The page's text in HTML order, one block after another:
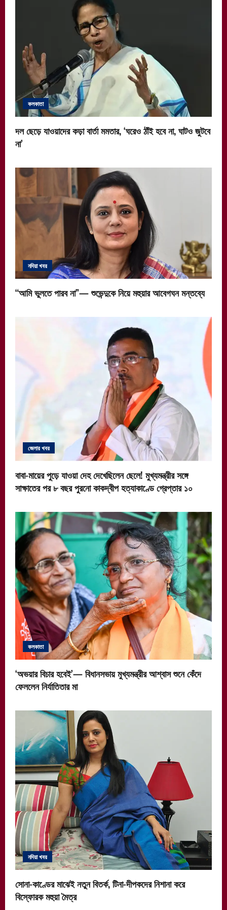
কলকাতা
দল ছেড়ে যাওয়াদের কড়া বার্তা মমতার, ‘ঘরেও ঠাঁই হবে না, ঘাটও জুটবে
না’
নদিয়া খবর
“আমি ভুলতে পারব না”— শুভেন্দুকে নিয়ে মহুয়ার আবেগঘন মন্তব্যে
জেলার খবর
বাবা-মায়ের পুড়ে যাওয়া দেহ দেখেছিলেন ছেলে! মুখ্যমন্ত্রীর সঙ্গে
সাক্ষাতের পর ৮ বছর পুরনো কাকদ্বীপ হত্যাকাণ্ডে গ্রেপ্তার ১০
কলকাতা
‘অভয়ার বিচার হবেই’— বিধানসভায় মুখ্যমন্ত্রীর আশ্বাস শুনে কেঁদে
ফেললেন নির্যাতিতার মা
নদিয়া খবর
সোনা-কাণ্ডের মাঝেই নতুন বিতর্ক, টিনা-দীপকদের নিশানা করে
বিস্ফোরক মহুয়া মৈত্র